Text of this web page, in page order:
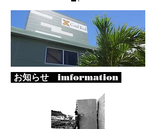
お知らせ imformation